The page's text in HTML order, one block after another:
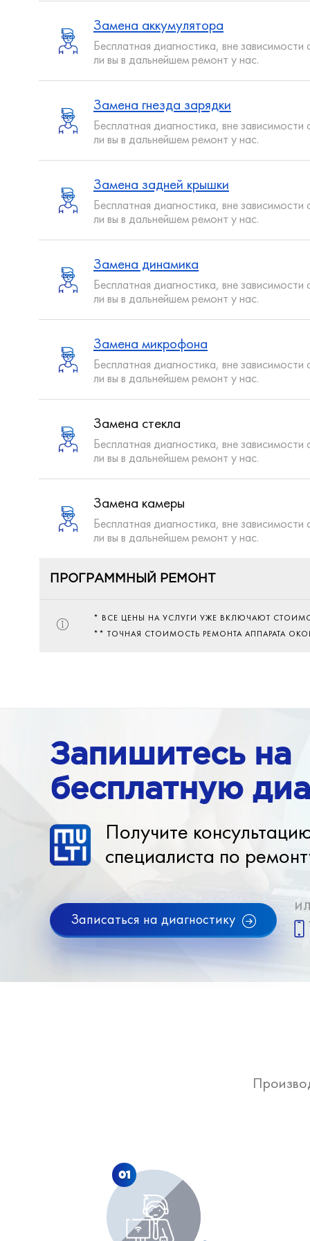
Замена аккумулятора
Бесплатная диагностика, вне зависимости
ли вы в дальнейшем ремонт у нас.
Замена гнезда зарядки
Бесплатная диагностика, вне зависимости
ли вы в дальнейшем ремонт у нас.
Замена задней крышки
Бесплатная диагностика, вне зависимости
ли вы в дальнейшем ремонт у нас.
Замена динамика
Бесплатная диагностика, вне зависимости
ли вы в дальнейшем ремонт у нас.
Замена микрофона
Бесплатная диагностика, вне зависимости
ли вы в дальнейшем ремонт у нас.
Замена стекла
Бесплатная диагностика, вне зависимости
ли вы в дальнейшем ремонт у нас.
Замена камеры
Бесплатная диагностика, вне зависимости
ли вы в дальнейшем ремонт у нас.
ПРОГРАММНЫЙ РЕМОНТ
Настройка ПО
Бесплатная диагностика, вне зависимости
* ВСЕ ЦЕНЫ НА УСЛУГИ УЖЕ ВКЛЮЧАЮТ
** ТОЧНАЯ СТОИМОСТЬ РЕМОНТА АППАРАТА
Запишитесь на
бесплатную
Получите
специалиста по
Записаться на диагностику
01